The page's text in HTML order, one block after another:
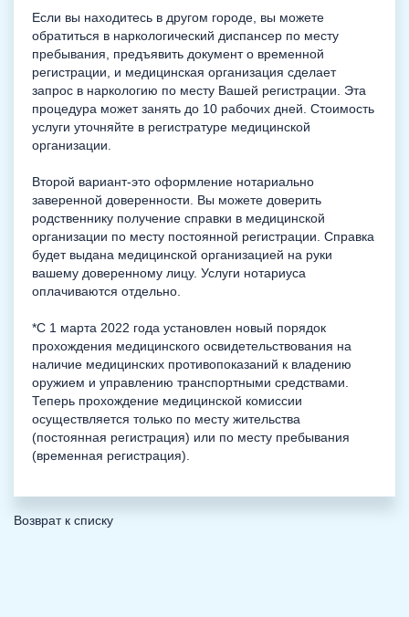
Если вы находитесь в другом городе, вы можете
обратиться в наркологический диспансер по месту
пребывания, предъявить документ о временной
регистрации, и медицинская организация сделает
запрос в наркологию по месту Вашей регистрации. Эта
процедура может занять до 10 рабочих дней. Стоимость
услуги уточняйте в регистратуре медицинской
организации.
Второй вариант-это оформление нотариально
заверенной доверенности. Вы можете доверить
родственнику получение справки в медицинской
организации по месту постоянной регистрации. Справка
будет выдана медицинской организацией на руки
вашему доверенному лицу. Услуги нотариуса
оплачиваются отдельно.
*С 1 марта 2022 года установлен новый порядок
прохождения медицинского освидетельствования на
наличие медицинских противопоказаний к владению
оружием и управлению транспортными средствами.
Теперь прохождение медицинской комиссии
осуществляется только по месту жительства
(постоянная регистрация) или по месту пребывания
(временная регистрация).
Возврат к списку